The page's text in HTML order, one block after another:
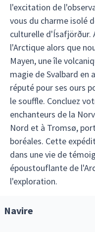
l'excitation de
vous du charme isolé
culturelle d'Ísafjörður.
l'Arctique alors que
Mayen, une île
magie de Svalbard en
réputé pour ses ours
le souffle. Concluez
enchanteurs de la
Nord et à Tromsø,
boréales. Cette
dans une vie de
époustouflante de
l'exploration.
Navire